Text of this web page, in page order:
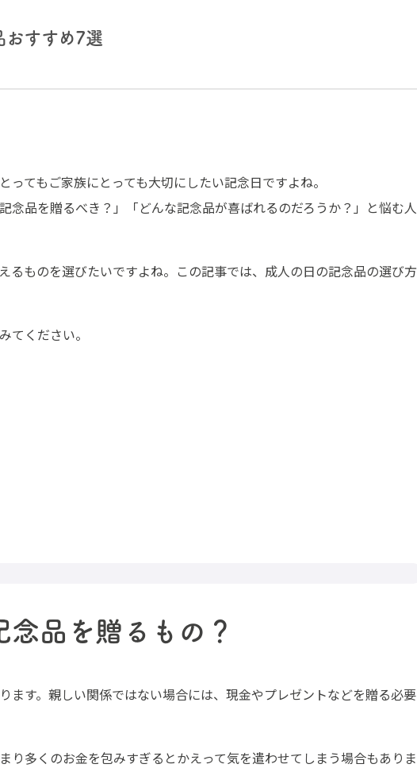
おすすめ7選
てもご家族にとっても大切にしたい記念日ですよね。
念品を贈るべき？」「どんな記念品が喜ばれるのだろうか？」と悩む人
るものを選びたいですよね。この記事では、成人の日の記念品の選び方
てください。
念品を贈るもの？
ます。親しい関係ではない場合には、現金やプレゼントなどを贈る必要
り多くのお金を包みすぎるとかえって気を遣わせてしまう場合もありま